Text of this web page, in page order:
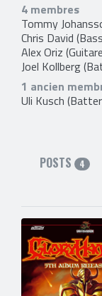
4 membres
Tommy
Chris David
Alex Oriz
Joel Kollberg
1 ancien
Uli Kusch
POSTS 4